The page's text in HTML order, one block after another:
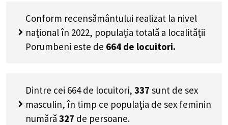
Conform recensământului realizat la nivel
național în 2022, populația totală a localității
Porumbeni este de 664 de locuitori.
Dintre cei 664 de locuitori, 337 sunt de sex
masculin, în timp ce populația de sex feminin
numără 327 de persoane.